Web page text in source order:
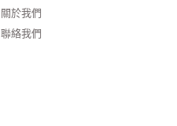
關於我們
聯絡我們